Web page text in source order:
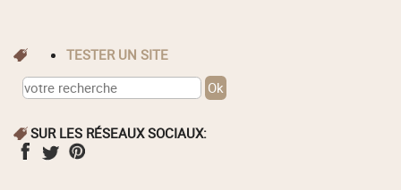
TESTER UN SITE
SUR LES RÉSEAUX SOCIAUX: